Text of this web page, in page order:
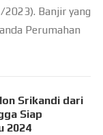
Banjir yang
Perumahan
Srikandi dari
Siap
2024